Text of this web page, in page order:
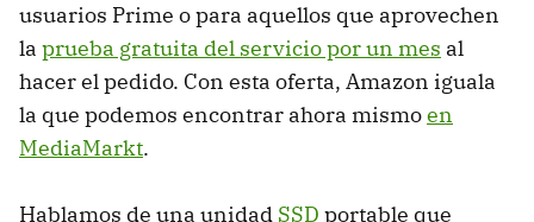
usuarios Prime o para aquellos que aprovechen
la prueba gratuita del servicio por un mes al
hacer el pedido. Con esta oferta, Amazon iguala
la que podemos encontrar ahora mismoen
MediaMarkt.
Hablamos de una unidad SSD portable que